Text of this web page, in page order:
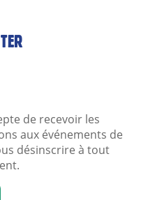
de recevoir les
aux événements de
désinscrire à tout